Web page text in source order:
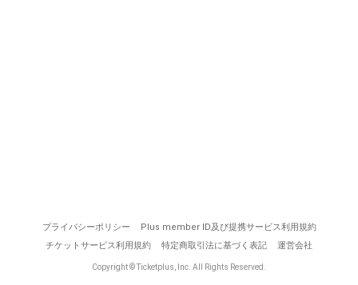
プライバシーポリシー
Plus member ID及び提携サービス利用規約
チケットサービス利用規約
特定商取引法に基づく表記 運営会社
Copyright © Ticketplus, Inc. All Rights Reserved.